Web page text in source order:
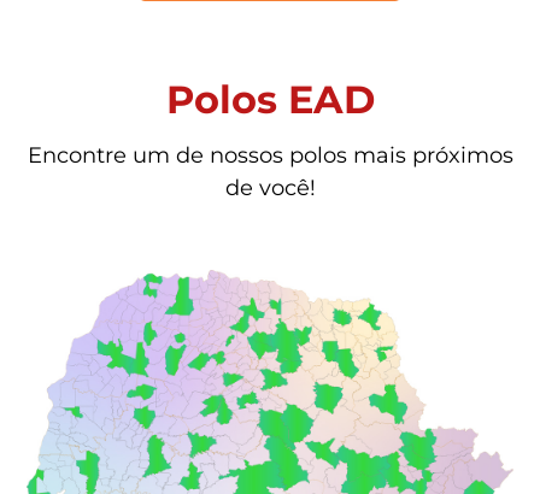
Polos EAD
Encontre um de nossos polos mais próximos
de você!